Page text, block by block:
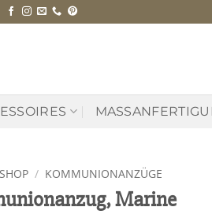
SHOP / KOMMUNIONANZÜGE
Marine